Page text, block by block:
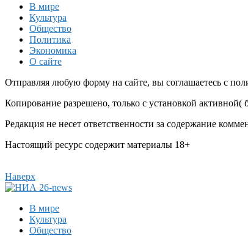
В мире
Культура
Общество
Политика
Экономика
О сайте
Отправляя любую форму на сайте, вы соглашаетесь с
Копирование разрешено, только с установкой
Редакция не несет ответственности за содержание
Настоящий ресурс содержит материалы 18+
Наверх
В мире
Культура
Общество